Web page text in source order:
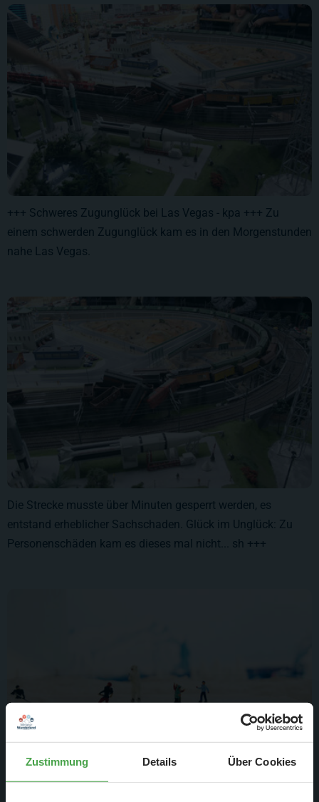
Zustimmung Details Über Cookies
+++ Schweres Zugunglück bei Las Vegas - kpa +++ Zu
einem schwerden Zugunglück kam es in den Morgenstunden
nahe Las Vegas.
Die Strecke musste über Minuten gesperrt werden, es
entstand erheblicher Sachschaden. Glück im Unglück: Zu
Personenschäden kam es dieses mal nicht... sh +++